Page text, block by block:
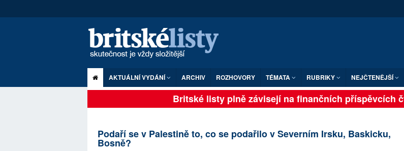
AKTUÁLNÍ VYDÁNÍ ARCHIV ROZHOVORY TÉMATA RUBRIKY NEJČTENĚJŠÍ
Britské listy plně závisejí na finančních příspěvcích
Podaří se v Palestině to, co se podařilo v Severním Irsku, Baskicku,
Bosně?